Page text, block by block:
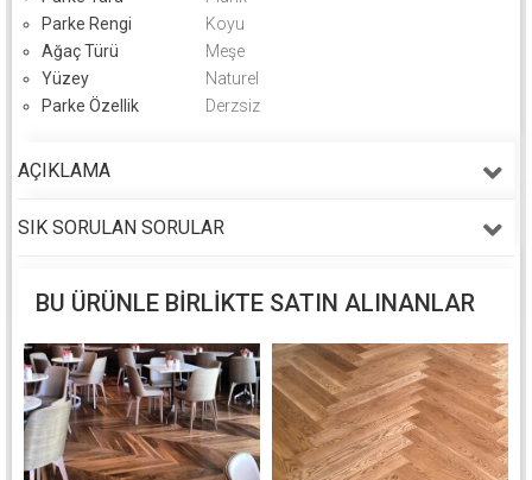
Parke Rengi
Koyu
Ağaç Türü
Meşe
Yüzey
Naturel
Parke Özellik
Derzsiz
AÇIKLAMA
SIK SORULAN SORULAR
BU ÜRÜNLE BIRLIKTE SATIN ALINANLAR